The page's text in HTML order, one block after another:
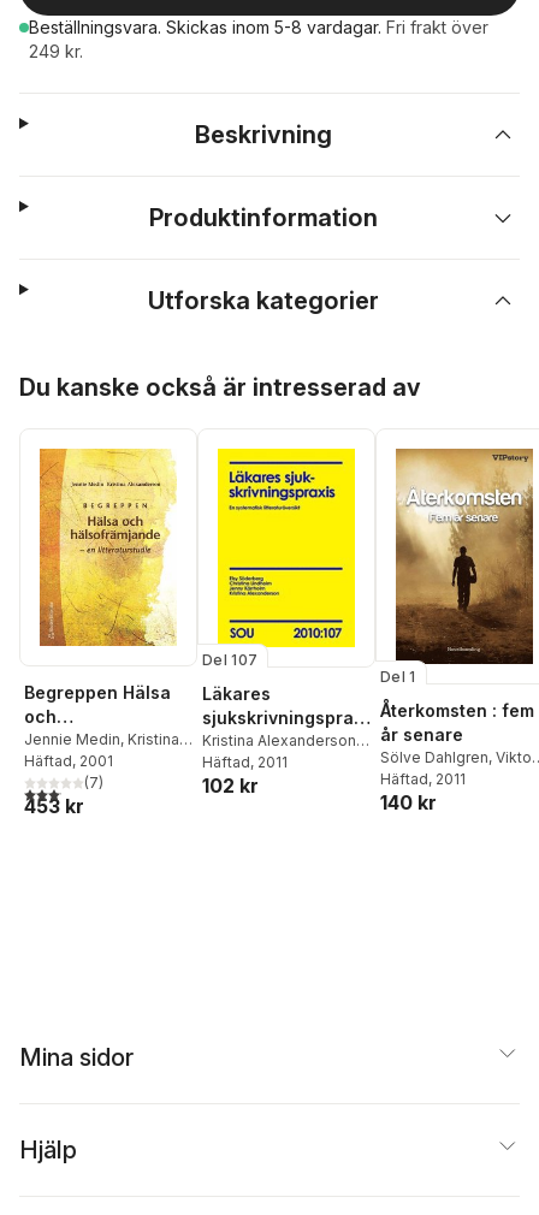
Beställningsvara. Skickas inom 5-8 vardagar. Fri frakt över
249 kr.
Beskrivning
Produktinformation
Utforska kategorier
Du kanske också är intresserad av
Begreppen Hälsa
och
hälsofrämjande - -
en litteraturstudie
Jennie Medin, Kristina
Alexanderson
Häftad, 2001
3,1utav 5 stjärnor. Totalt antal röster:
(7)
453 kr
Del 107
Läkares
sjukskrivningspraxi
s : en systematisk
litteraturöversikt.
SOU 2010:107
Kristina Alexanderson,
Jenny Kärrholm
Christina Lindholm
Häftad, 2011
102 kr
Del 1
Återkomsten : fem
år senare
Sölve Dahlgren, Viktor
Andersson,
Edman,
Häftad, 2011
140 kr
Mina sidor
Hjälp